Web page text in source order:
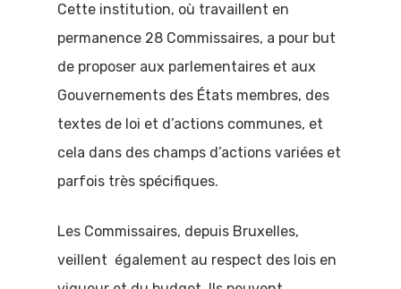
Cette institution, où travaillent en
permanence 28 Commissaires, a pour but
de proposer aux parlementaires et aux
Gouvernements des États membres, des
textes de loi et d’actions communes, et
cela dans des champs d’actions variées et
parfois très spécifiques.
Les Commissaires, depuis Bruxelles,
veillent également au respect des lois en